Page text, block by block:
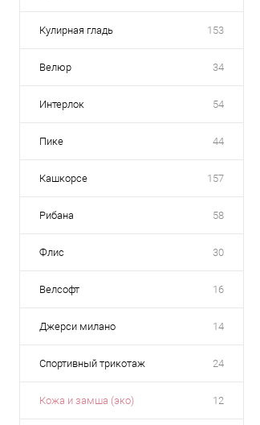
Кулирная гладь 153
Велюр 34
Интерлок 54
Пике 44
Кашкорсе 157
Рибана 58
Флис 30
Велсофт 16
Джерси милано 14
Спортивный трикотаж 24
Кожа и замша (эко) 12